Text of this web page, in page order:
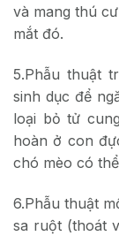
và mang thú
mắt đó.
5.Phẫu thuật
sinh dục để
loại bỏ tử
hoàn ở con
chó mèo có
6.Phẫu thuật
sa ruột (thoát